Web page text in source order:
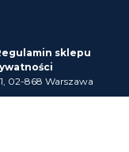
sklepu
02-868 Warszawa